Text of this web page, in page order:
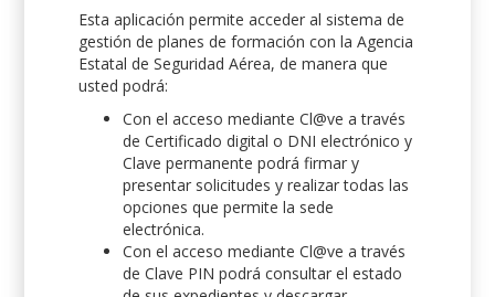
Esta aplicación permite acceder al sistema de
gestión de planes de formación con la Agencia
Estatal de Seguridad Aérea, de manera que
usted podrá:
Con el acceso mediante Cl@ve a través
de Certificado digital o DNI electrónico y
Clave permanente podrá firmar y
presentar solicitudes y realizar todas las
opciones que permite la sede
electrónica.
Con el acceso mediante Cl@ve a través
de Clave PIN podrá consultar el estado